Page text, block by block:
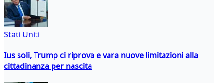
Stati Uniti
Ius soli, Trump ci riprova e vara nuove limitazioni alla
cittadinanza per nascita